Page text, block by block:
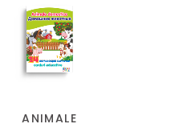
Acest
produs
ANIMALE